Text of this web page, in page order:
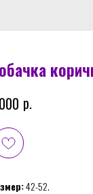
р.
42-52.